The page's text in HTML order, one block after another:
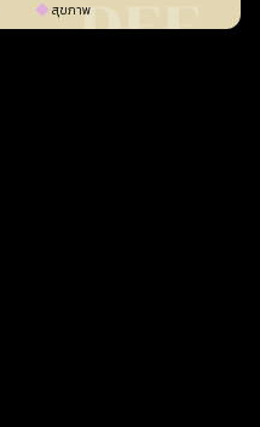
สุขภาพ